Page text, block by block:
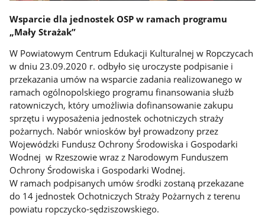
Wsparcie dla jednostek OSP w ramach programu
„Mały Strażak”
W Powiatowym Centrum Edukacji Kulturalnej w Ropczycach
w dniu 23.09.2020 r. odbyło się uroczyste podpisanie i
przekazania umów na wsparcie zadania realizowanego w
ramach ogólnopolskiego programu finansowania służb
ratowniczych, który umożliwia dofinansowanie zakupu
sprzętu i wyposażenia jednostek ochotniczych straży
pożarnych. Nabór wniosków był prowadzony przez
Wojewódzki Fundusz Ochrony Środowiska i Gospodarki
Wodnej w Rzeszowie wraz z Narodowym Funduszem
Ochrony Środowiska i Gospodarki Wodnej.
W ramach podpisanych umów środki zostaną przekazane
do 14 jednostek Ochotniczych Straży Pożarnych z terenu
powiatu ropczycko-sędziszowskiego.